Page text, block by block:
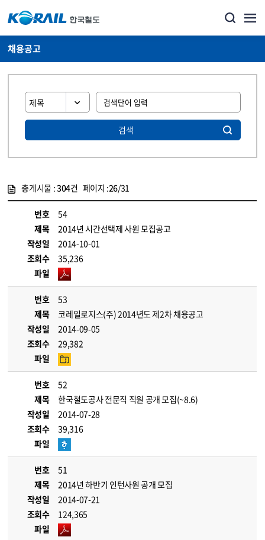
채용공고
검색
총게시물 :304건 페이지 :26/31
번호
54
제목
2014년 시간선택제 사원 모집공고
작성일
2014-10-01
조회수
35,236
파일
번호
53
제목
코레일로지스(주) 2014년도 제2차 채용공고
작성일
2014-09-05
조회수
29,382
파일
번호
52
제목
한국철도공사 전문직 직원 공개 모집(~8.6)
작성일
2014-07-28
조회수
39,316
파일
번호
51
제목
2014년 하반기 인턴사원 공개 모집
작성일
2014-07-21
조회수
124,365
파일